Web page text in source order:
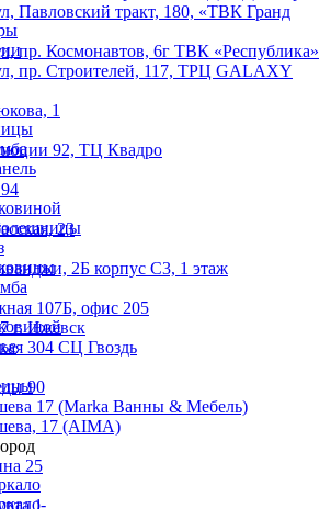
​Павловский тракт, 180, «ТВК Гранд
пр. Космонавтов, 6г ТВК «Республика»
пр. Строителей, 117, ТРЦ GALAXY
1
92, ТЦ Квадро
23
2Б корпус С3, 1 этаж
107Б, офис 205
г. Ижевск
304 СЦ Гвоздь
90
17 (Marka Ванны & Мебель)
17 (AIMA)
25
1